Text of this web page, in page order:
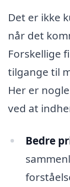
Det er ikke
når det
Forskellige
tilgange til
Her er
ved at
Bedre